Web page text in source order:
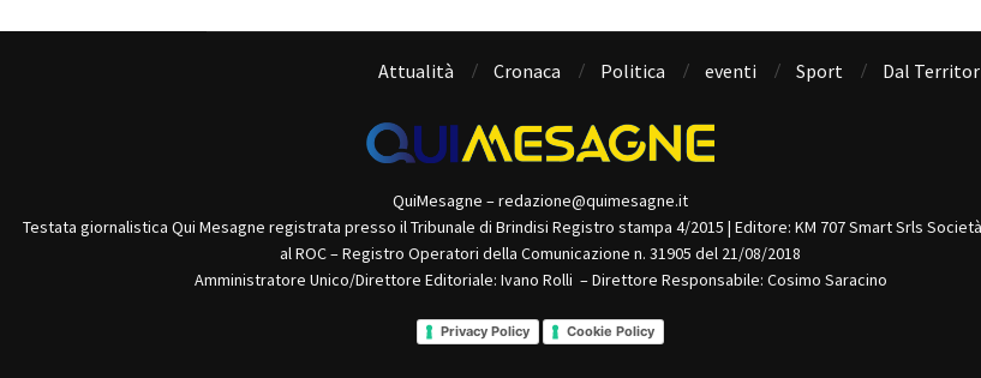
Attualità Cronaca Politica eventi Sport Dal
QuiMesagne – redazione@quimesagne.it
Testata giornalistica Qui Mesagne registrata presso il Tribunale di Brindisi Registro stampa 4/2015 | Editore: KM 707 Smart Srls
al ROC – Registro Operatori della Comunicazione n. 31905 del 21/08/2018
Amministratore Unico/Direttore Editoriale: Ivano Rolli – Direttore Responsabile: Cosimo Saracino
Privacy Policy Cookie Policy